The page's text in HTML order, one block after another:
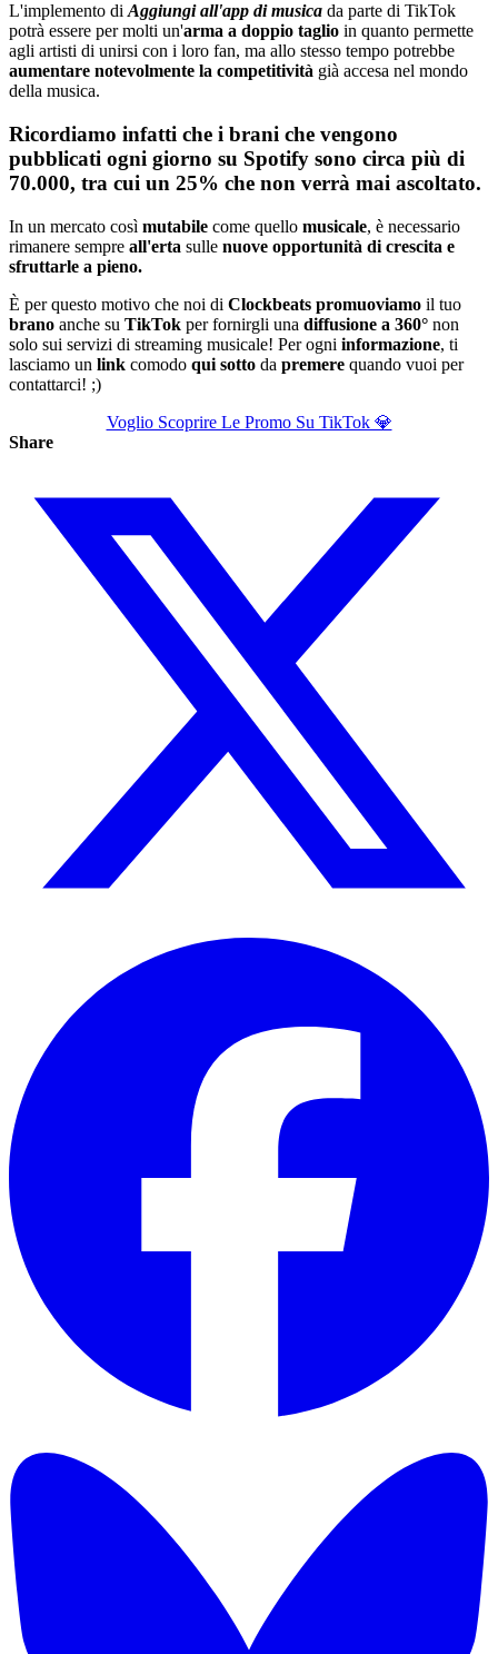
L'implemento di Aggiungi all'app di musica da parte di TikTok
potrà essere per molti un'arma a doppio taglio in quanto permette
agli artisti di unirsi con i loro fan, ma allo stesso tempo potrebbe
aumentare notevolmente la competitività già accesa nel mondo
della musica.
Ricordiamo infatti che i brani che vengono
pubblicati ogni giorno su Spotify sono circa più di
70.000, tra cui un 25% che non verrà mai ascoltato.
In un mercato così mutabile come quello musicale, è necessario
rimanere sempre all'erta sulle nuove opportunità di crescita e
sfruttarle a pieno.
È per questo motivo che noi di Clockbeats promuoviamo il tuo
brano anche su TikTok per fornirgli una diffusione a 360° non
solo sui servizi di streaming musicale! Per ogni informazione, ti
lasciamo un link comodo qui sotto da premere quando vuoi per
contattarci! ;)
Voglio Scoprire Le Promo Su TikTok 💎
Share